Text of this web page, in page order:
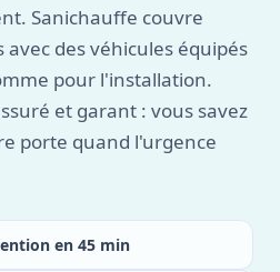
Sanichauffe couvre
des véhicules équipés
pour l'installation.
et garant : vous savez
porte quand l'urgence
en 45 min